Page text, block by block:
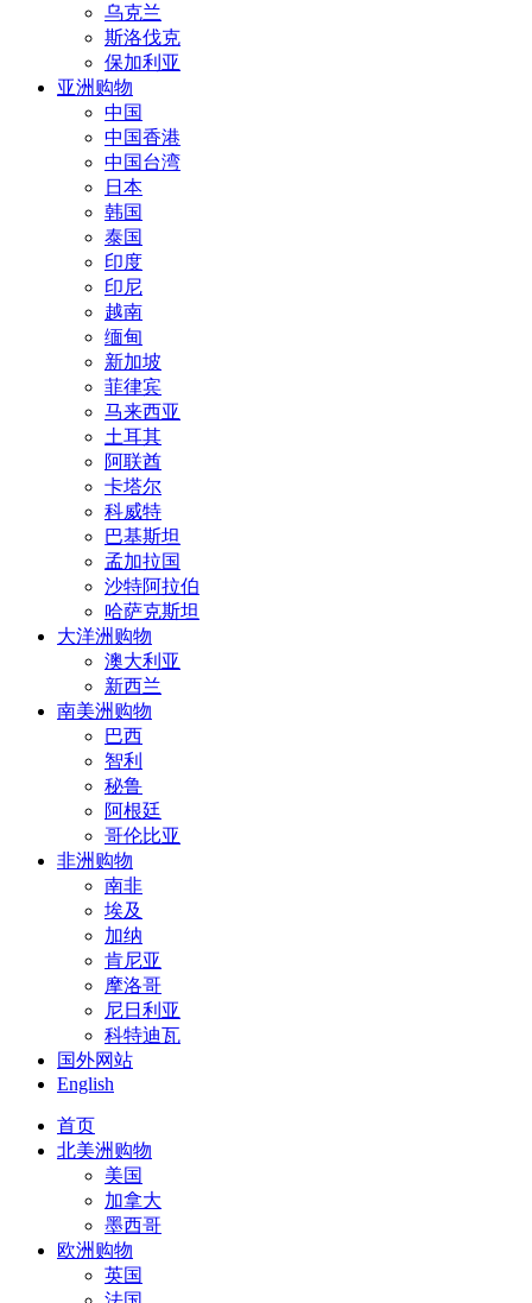
乌克兰
斯洛伐克
保加利亚
亚洲购物
中国
中国香港
中国台湾
日本
韩国
泰国
印度
印尼
越南
缅甸
新加坡
菲律宾
马来西亚
土耳其
阿联酋
卡塔尔
科威特
巴基斯坦
孟加拉国
沙特阿拉伯
哈萨克斯坦
大洋洲购物
澳大利亚
新西兰
南美洲购物
巴西
智利
秘鲁
阿根廷
哥伦比亚
非洲购物
南非
埃及
加纳
肯尼亚
摩洛哥
尼日利亚
科特迪瓦
国外网站
English
首页
北美洲购物
美国
加拿大
墨西哥
欧洲购物
英国